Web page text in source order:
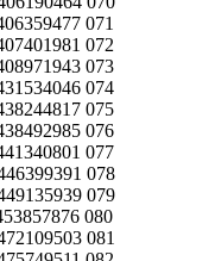
071
072
073
074
075
076
077
078
079
080
081